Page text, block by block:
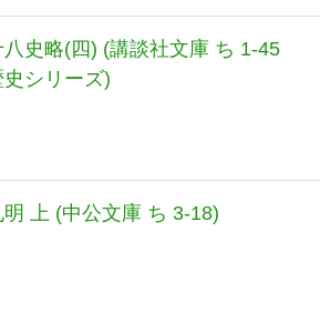
史略(四) (講談社文庫 ち 1-45
シリーズ)
上 (中公文庫 ち 3-18)